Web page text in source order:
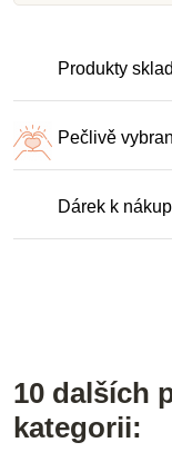
Produkty
Pečlivě
Dárek k
10 dalších
kategorii: